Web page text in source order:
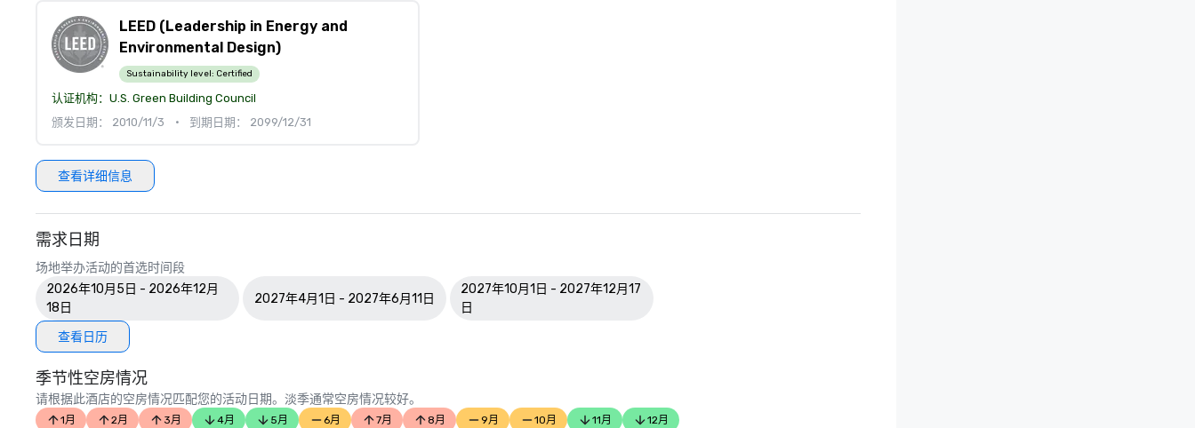
LEED (Leadership in Energy and
Environmental Design)
Sustainability level: Certified
认证机构： U.S. Green Building Council
颁发日期： 2010/11/3
• 到期日期： 2099/12/31
查看详细信息
需求日期
场地举办活动的首选时间段
2026年10月5日 - 2026年12月
18日
2027年4月1日 - 2027年6月11日
2027年10月1日 - 2027年12月17
日
查看日历
季节性空房情况
请根据此酒店的空房情况匹配您的活动日期。淡季通常空房情况较好。
1月 2月 3月 4月 5月 6月 7月 8月 9月 10月 11月 12月